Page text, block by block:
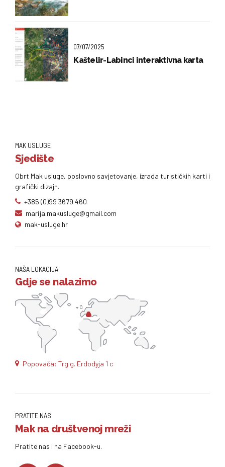
07/07/2025
Kaštelir-Labinci interaktivna karta
MAK USLUGE
Sjedište
Obrt Mak usluge, poslovno savjetovanje, izrada turističkih karti i
grafički dizajn.
+385 (0)99 3679 460
marija.makusluge@gmail.com
mak-usluge.hr
NAŠA LOKACIJA
Gdje se nalazimo
Popovača: Trg g. Erdodyja 1 c
PRATITE NAS
Mak na društvenoj mreži
Pratite nas i na Facebook-u.